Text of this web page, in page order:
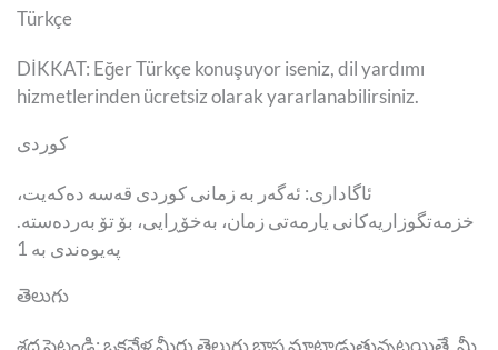
Türkçe
DİKKAT: Eğer Türkçe konuşuyor iseniz, dil yardımı
hizmetlerinden ücretsiz olarak yararlanabilirsiniz.
کوردی
ئاگاداری: ئەگەر بە زمانی کوردی قەسە دەکەیت،
خزمەتگوزاریەکانی یارمەتی زمان، بەخۆڕایی، بۆ تۆ بەردەستە.
پەیوەندی بە 1
తెలుగు
శ్రద్ధ పెట్టండి: ఒకవేళ మీరు తెలుగు భాష మాట్లాడుతున్నట్లయితే, మీ